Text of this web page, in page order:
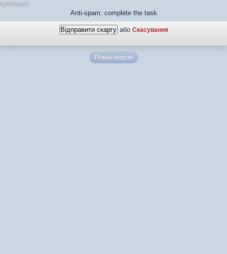
публікації!
Anti-spam: complete the task
або Скасування
Повна версія